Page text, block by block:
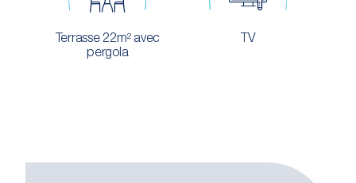
Terrasse 22m² avec
pergola
TV